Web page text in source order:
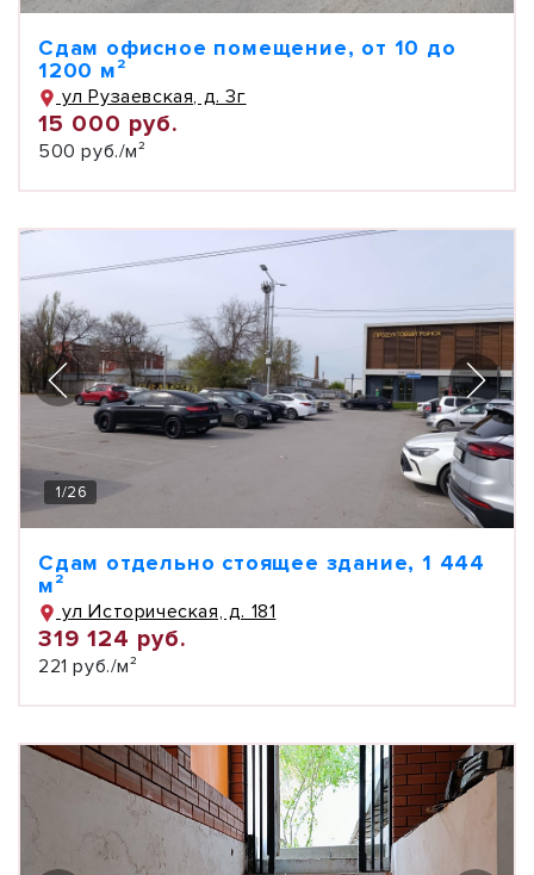
Сдам офисное помещение, от 10 до
1200 м²
ул Рузаевская, д. 3г
15 000 руб.
500 руб./м²
1/26
Сдам отдельно стоящее здание, 1 444
м²
ул Историческая, д. 181
319 124 руб.
221 руб./м²